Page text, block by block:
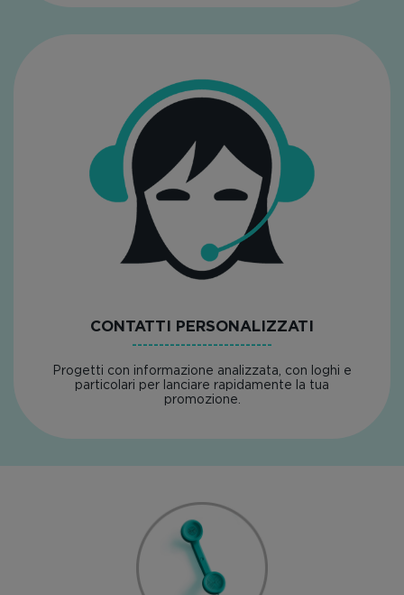
CONTATTI PERSONALIZZATI
Progetti con informazione analizzata, con loghi e
particolari per lanciare rapidamente la tua
promozione.